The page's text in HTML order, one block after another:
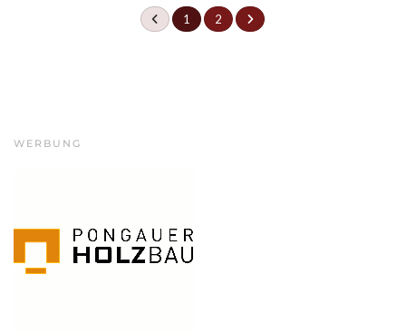
1 2
WERBUNG